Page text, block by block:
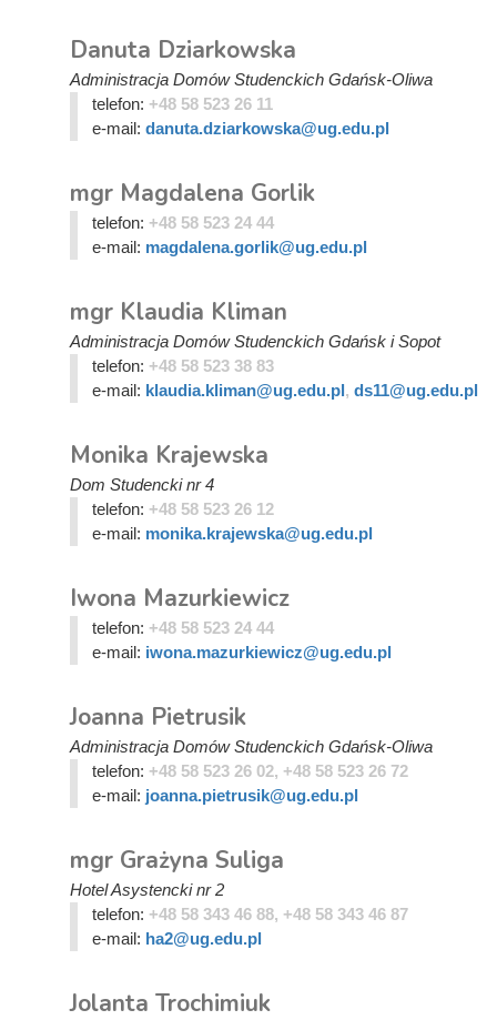
Danuta Dziarkowska
Administracja Domów Studenckich Gdańsk-Oliwa
telefon: +48 58 523 26 11
e-mail: danuta.dziarkowska@ug.edu.pl
mgr Magdalena Gorlik
telefon: +48 58 523 24 44
e-mail: magdalena.gorlik@ug.edu.pl
mgr Klaudia Kliman
Administracja Domów Studenckich Gdańsk i Sopot
telefon: +48 58 523 38 83
e-mail: klaudia.kliman@ug.edu.pl, ds11@ug.edu.pl
Monika Krajewska
Dom Studencki nr 4
telefon: +48 58 523 26 12
e-mail: monika.krajewska@ug.edu.pl
Iwona Mazurkiewicz
telefon: +48 58 523 24 44
e-mail: iwona.mazurkiewicz@ug.edu.pl
Joanna Pietrusik
Administracja Domów Studenckich Gdańsk-Oliwa
telefon: +48 58 523 26 02, +48 58 523 26 72
e-mail: joanna.pietrusik@ug.edu.pl
mgr Grażyna Suliga
Hotel Asystencki nr 2
telefon: +48 58 343 46 88, +48 58 343 46 87
e-mail: ha2@ug.edu.pl
Jolanta Trochimiuk